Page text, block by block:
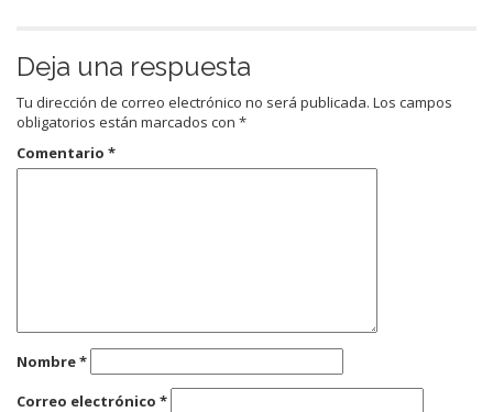
Deja una respuesta
Tu dirección de correo electrónico no será publicada. Los campos
obligatorios están marcados con *
Comentario *
Nombre*
Correo electrónico *